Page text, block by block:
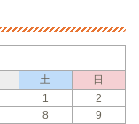
土
日
1
2
8
9